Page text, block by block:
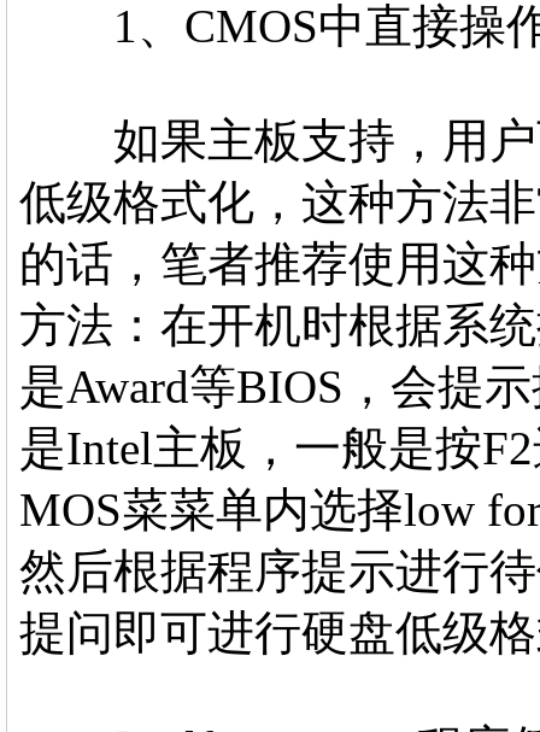
1、CMOS中直接操
如果主板支持，用户
低级格式化，这种方法
的话，笔者推荐使用这
方法：在开机时根据系
是Award等BIOS，会提
是Intel主板，一般是按
MOS菜菜单内选择low
然后根据程序提示进行
提问即可进行硬盘低级